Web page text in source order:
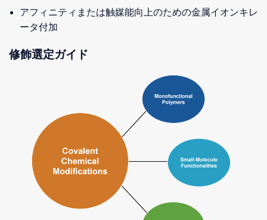
アフィニティまたは触媒能向上のための金属イオンキレ
ータ付加
修飾選定ガイド